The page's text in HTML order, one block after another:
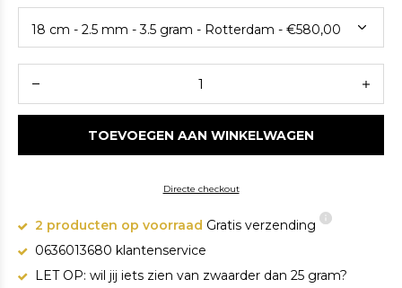
TOEVOEGEN AAN WINKELWAGEN
Directe checkout
2 producten op voorraad Gratis verzending
0636013680 klantenservice
LET OP: wil jij iets zien van zwaarder dan 25 gram?